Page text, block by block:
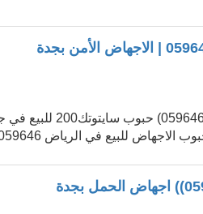
حبوب سايتوتك